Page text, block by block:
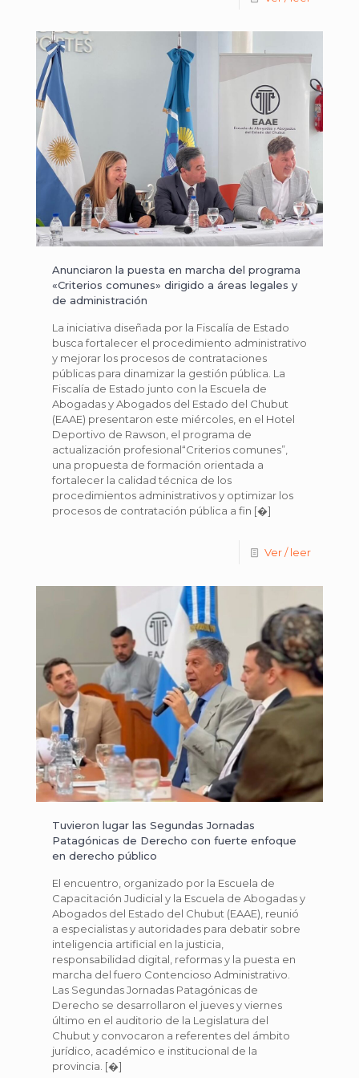
Anunciaron la puesta en marcha del programa
«Criterios comunes» dirigido a áreas legales y
de administración
La iniciativa diseñada por la Fiscalía de Estado
busca fortalecer el procedimiento administrativo
y mejorar los procesos de contrataciones
públicas para dinamizar la gestión pública. La
Fiscalía de Estado junto con la Escuela de
Abogadas y Abogados del Estado del Chubut
(EAAE) presentaron este miércoles, en el Hotel
Deportivo de Rawson, el programa de
actualización profesional“Criterios comunes”,
una propuesta de formación orientada a
fortalecer la calidad técnica de los
procedimientos administrativos y optimizar los
procesos de contratación pública a fin [�]
Ver / leer
Tuvieron lugar las Segundas Jornadas
Patagónicas de Derecho con fuerte enfoque
en derecho público
El encuentro, organizado por la Escuela de
Capacitación Judicial y la Escuela de Abogadas y
Abogados del Estado del Chubut (EAAE), reunió
a especialistas y autoridades para debatir sobre
inteligencia artificial en la justicia,
responsabilidad digital, reformas y la puesta en
marcha del fuero Contencioso Administrativo.
Las Segundas Jornadas Patagónicas de
Derecho se desarrollaron el jueves y viernes
último en el auditorio de la Legislatura del
Chubut y convocaron a referentes del ámbito
jurídico, académico e institucional de la
provincia. [�]